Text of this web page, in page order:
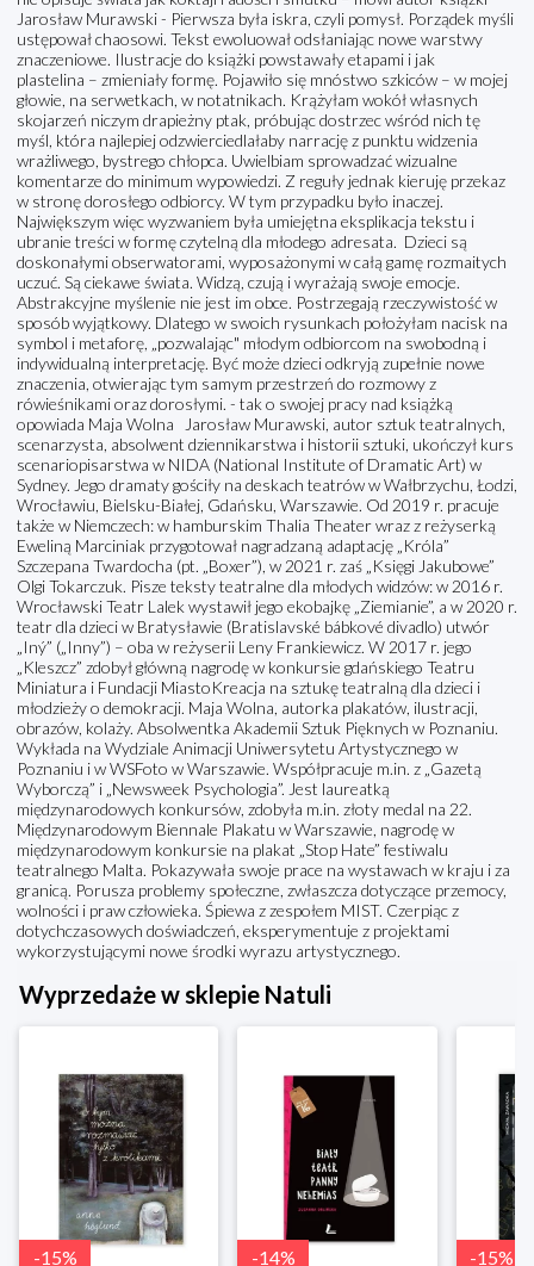
Jarosław Murawski - Pierwsza była iskra, czyli pomysł. Porządek myśli
ustępował chaosowi. Tekst ewoluował odsłaniając nowe warstwy
znaczeniowe. Ilustracje do książki powstawały etapami i jak
plastelina – zmieniały formę. Pojawiło się mnóstwo szkiców – w mojej
głowie, na serwetkach, w notatnikach. Krążyłam wokół własnych
skojarzeń niczym drapieżny ptak, próbując dostrzec wśród nich tę
myśl, która najlepiej odzwierciedlałaby narrację z punktu widzenia
wrażliwego, bystrego chłopca. Uwielbiam sprowadzać wizualne
komentarze do minimum wypowiedzi. Z reguły jednak kieruję przekaz
w stronę dorosłego odbiorcy. W tym przypadku było inaczej.
Największym więc wyzwaniem była umiejętna eksplikacja tekstu i
ubranie treści w formę czytelną dla młodego adresata. Dzieci są
doskonałymi obserwatorami, wyposażonymi w całą gamę rozmaitych
uczuć. Są ciekawe świata. Widzą, czują i wyrażają swoje emocje.
Abstrakcyjne myślenie nie jest im obce. Postrzegają rzeczywistość w
sposób wyjątkowy. Dlatego w swoich rysunkach położyłam nacisk na
symbol i metaforę, „pozwalając" młodym odbiorcom na swobodną i
indywidualną interpretację. Być może dzieci odkryją zupełnie nowe
znaczenia, otwierając tym samym przestrzeń do rozmowy z
rówieśnikami oraz dorosłymi. - tak o swojej pracy nad książką
opowiada Maja Wolna Jarosław Murawski, autor sztuk teatralnych,
scenarzysta, absolwent dziennikarstwa i historii sztuki, ukończył kurs
scenariopisarstwa w NIDA (National Institute of Dramatic Art) w
Sydney. Jego dramaty gościły na deskach teatrów w Wałbrzychu, Łodzi,
Wrocławiu, Bielsku-Białej, Gdańsku, Warszawie. Od 2019 r. pracuje
także w Niemczech: w hamburskim Thalia Theater wraz z reżyserką
Eweliną Marciniak przygotował nagradzaną adaptację „Króla”
Szczepana Twardocha (pt. „Boxer”), w 2021 r. zaś „Księgi Jakubowe”
Olgi Tokarczuk. Pisze teksty teatralne dla młodych widzów: w 2016 r.
Wrocławski Teatr Lalek wystawił jego ekobajkę „Ziemianie”, a w 2020 r.
teatr dla dzieci w Bratysławie (Bratislavské bábkové divadlo) utwór
„Iný” („Inny”) – oba w reżyserii Leny Frankiewicz. W 2017 r. jego
„Kleszcz” zdobył główną nagrodę w konkursie gdańskiego Teatru
Miniatura i Fundacji MiastoKreacja na sztukę teatralną dla dzieci i
młodzieży o demokracji. Maja Wolna, autorka plakatów, ilustracji,
obrazów, kolaży. Absolwentka Akademii Sztuk Pięknych w Poznaniu.
Wykłada na Wydziale Animacji Uniwersytetu Artystycznego w
Poznaniu i w WSFoto w Warszawie. Współpracuje m.in. z „Gazetą
Wyborczą” i „Newsweek Psychologia”. Jest laureatką
międzynarodowych konkursów, zdobyła m.in. złoty medal na 22.
Międzynarodowym Biennale Plakatu w Warszawie, nagrodę w
międzynarodowym konkursie na plakat „Stop Hate” festiwalu
teatralnego Malta. Pokazywała swoje prace na wystawach w kraju i za
granicą. Porusza problemy społeczne, zwłaszcza dotyczące przemocy,
wolności i praw człowieka. Śpiewa z zespołem MIST. Czerpiąc z
dotychczasowych doświadczeń, eksperymentuje z projektami
wykorzystującymi nowe środki wyrazu artystycznego.
Wyprzedaże w sklepie Natuli
-15% -14% -15%